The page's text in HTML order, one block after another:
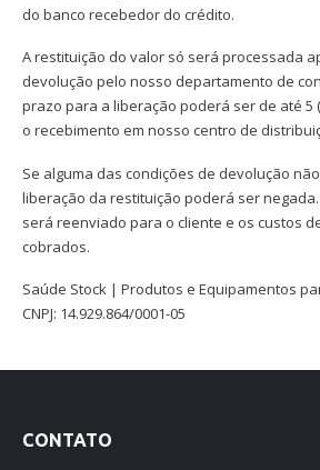
do banco recebedor do crédito.
A restituição do valor só será processada
devolução pelo nosso departamento de
prazo para a liberação poderá ser de até 5
o recebimento em nosso centro de
Se alguma das condições de devolução
liberação da restituição poderá ser
será reenviado para o cliente e os custos
cobrados.
Saúde Stock | Produtos e Equipamentos
CNPJ: 14.929.864/0001-05
CONTATO